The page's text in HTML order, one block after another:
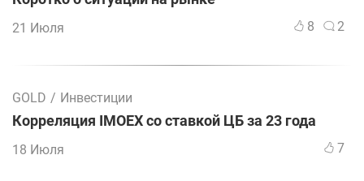
21 Июля 8 2
GOLD / Инвестиции
Корреляция IMOEX со ставкой ЦБ за 23 года
18 Июля 7